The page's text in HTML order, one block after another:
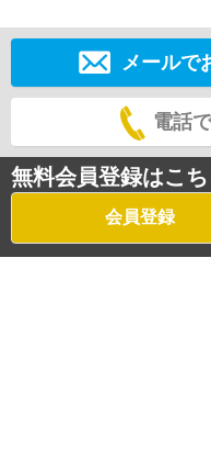
メールで
電話
無料会員登録はこち
会員登録